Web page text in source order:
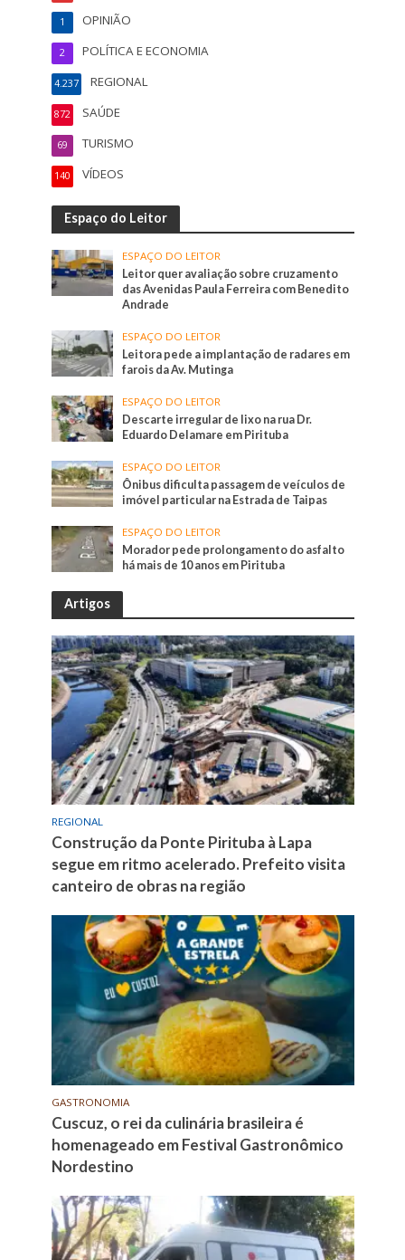
OPINIÃO
1
POLÍTICA E ECONOMIA
2
REGIONAL
4.237
SAÚDE
872
TURISMO
69
VÍDEOS
140
Espaço do Leitor
ESPAÇO DO LEITOR
Leitor quer avaliação sobre cruzamento
das Avenidas Paula Ferreira com Benedito
Andrade
ESPAÇO DO LEITOR
Leitora pede a implantação de radares em
farois da Av. Mutinga
ESPAÇO DO LEITOR
Descarte irregular de lixo na rua Dr.
Eduardo Delamare em Pirituba
ESPAÇO DO LEITOR
Ônibus dificulta passagem de veículos de
imóvel particular na Estrada de Taipas
ESPAÇO DO LEITOR
Morador pede prolongamento do asfalto
há mais de 10 anos em Pirituba
Artigos
REGIONAL
Construção da Ponte Pirituba à Lapa
segue em ritmo acelerado. Prefeito visita
canteiro de obras na região
GASTRONOMIA
Cuscuz, o rei da culinária brasileira é
homenageado em Festival Gastronômico
Nordestino